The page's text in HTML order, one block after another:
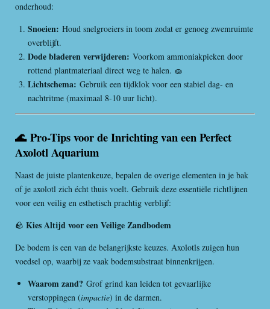
onderhoud:
Snoeien: Houd snelgroeiers in toom zodat er genoeg zwemruimte
overblijft.
Dode bladeren verwijderen: Voorkom ammoniakpieken door
rottend plantmateriaal direct weg te halen. 🧽
Lichtschema: Gebruik een tijdklok voor een stabiel dag- en
nachtritme (maximaal 8-10 uur licht).
🌊 Pro-Tips voor de Inrichting van een Perfect
Axolotl Aquarium
Naast de juiste plantenkeuze, bepalen de overige elementen in je bak
of je axolotl zich écht thuis voelt. Gebruik deze essentiële richtlijnen
voor een veilig en esthetisch prachtig verblijf:
🪨 Kies Altijd voor een Veilige Zandbodem
De bodem is een van de belangrijkste keuzes. Axolotls zuigen hun
voedsel op, waarbij ze vaak bodemsubstraat binnenkrijgen.
Waarom zand? Grof grind kan leiden tot gevaarlijke
verstoppingen (impactie) in de darmen.